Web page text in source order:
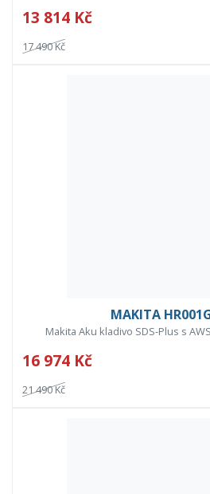
13 814 Kč
17 490 Kč
MAKITA
Makita Aku kladivo SDS-Plus s
16 974 Kč
21 490 Kč